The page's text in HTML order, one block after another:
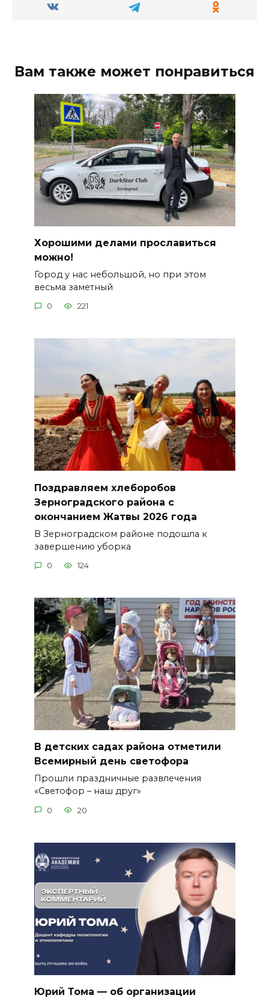
Вам также может понравиться
Хорошими делами прославиться
можно!
Город у нас небольшой, но при этом
весьма заметный
0 221
Поздравляем хлеборобов
Зерноградского района с
окончанием Жатвы 2026 года
В Зерноградском районе подошла к
завершению уборка
0 124
В детских садах района отметили
Всемирный день светофора
Прошли праздничные развлечения
«Светофор – наш друг»
0 20
Юрий Тома — об организации